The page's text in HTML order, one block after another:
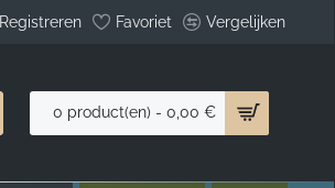
Registreren Favoriet Vergelijken
0 product(en) - 0,00 €